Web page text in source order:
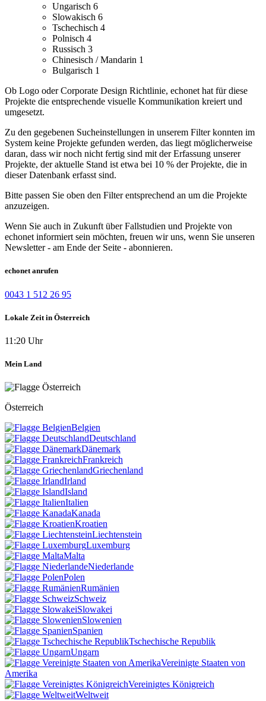
Ungarisch 6
Slowakisch 6
Tschechisch 4
Polnisch 4
Russisch 3
Chinesisch / Mandarin 1
Bulgarisch 1
Ob Logo oder Corporate Design Richtlinie, echonet hat für diese
Projekte die entsprechende visuelle Kommunikation kreiert und
umgesetzt.
Zu den gegebenen Sucheinstellungen in unserem Filter konnten im
System keine Projekte gefunden werden, das liegt möglicherweise
daran, dass wir noch nicht fertig sind mit der Erfassung unserer
Projekte, der aktuelle Stand ist etwa bei 10 % der Projekte, die in
dieser Datenbank erfasst sind.
Bitte passen Sie oben den Filter entsprechend an um die Projekte
anzuzeigen.
Wenn Sie auch in Zukunft über Fallstudien und Projekte von
echonet informiert sein möchten, freuen wir uns, wenn Sie unseren
Newsletter - am Ende der Seite - abonnieren.
echonet anrufen
0043 1 512 26 95
Lokale Zeit in Österreich
11:20 Uhr
Mein Land
Österreich
Belgien
Deutschland
Dänemark
Frankreich
Griechenland
Irland
Island
Italien
Kanada
Kroatien
Liechtenstein
Luxemburg
Malta
Niederlande
Polen
Rumänien
Schweiz
Slowakei
Slowenien
Spanien
Tschechische Republik
Ungarn
Vereinigte Staaten von
Amerika
Vereinigtes Königreich
Weltweit